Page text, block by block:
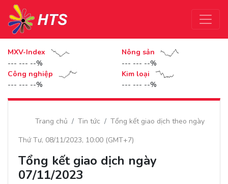
MXV-Index
--- --- --%
Nông sản
--- --- --%
Công nghiệp
--- --- --%
Kim loại
--- --- --%
Trang chủ Tin tức
Tổng kết giao dịch theo ngày
Thứ Tư, 08/11/2023, 10:00 (GMT+7)
Tổng kết giao dịch ngày
07/11/2023